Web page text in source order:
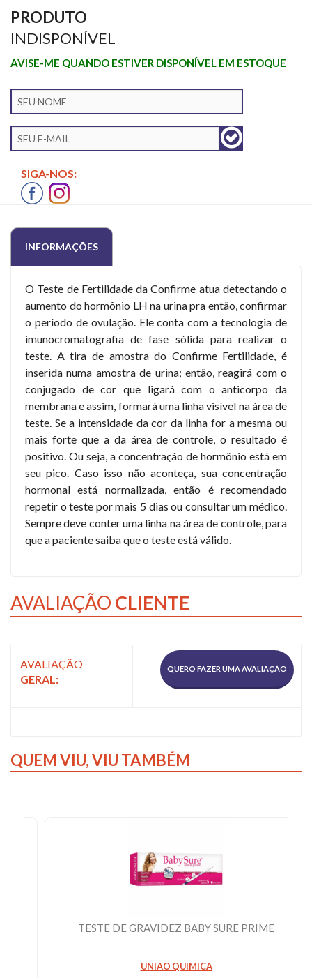
PRODUTO
INDISPONÍVEL
AVISE-ME QUANDO ESTIVER DISPONÍVEL EM ESTOQUE
SIGA-NOS:
INFORMAÇÕES
O Teste de Fertilidade da Confirme atua detectando o
aumento do hormônio LH na urina pra então, confirmar
o período de ovulação. Ele conta com a tecnologia de
imunocromatografia de fase sólida para realizar o
teste. A tira de amostra do Confirme Fertilidade, é
inserida numa amostra de urina; então, reagirá com o
conjugado de cor que ligará com o anticorpo da
membrana e assim, formará uma linha visível na área de
teste. Se a intensidade da cor da linha for a mesma ou
mais forte que a da área de controle, o resultado é
positivo. Ou seja, a concentração de hormônio está em
seu pico. Caso isso não aconteça, sua concentração
hormonal está normalizada, então é recomendado
repetir o teste por mais 5 dias ou consultar um médico.
Sempre deve conter uma linha na área de controle, para
que a paciente saiba que o teste está válido.
AVALIAÇÃO CLIENTE
AVALIAÇÃO
GERAL:
QUERO FAZER UMA AVALIAÇÃO
QUEM VIU,VIU TAMBÉM
TESTE DE GRAVIDEZ BABY SURE PRIME
UNIAO QUIMICA